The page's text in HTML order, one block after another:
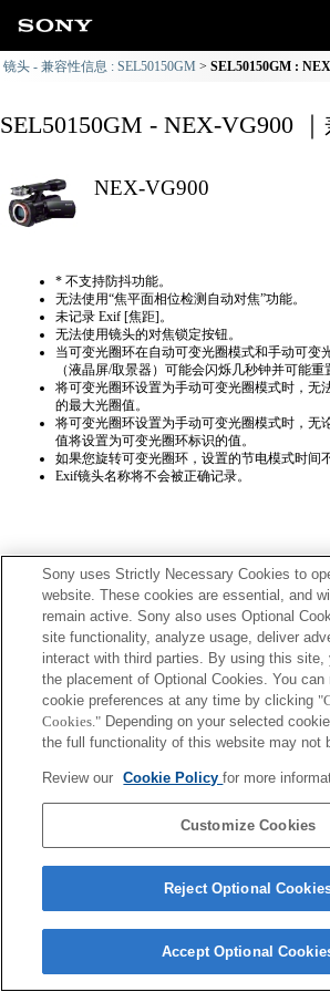
镜头 - 兼容性信息 : SEL50150GM SEL50150GM :
SEL50150GM - NEX-VG900
NEX-VG900
* 不支持防抖功能。
无法使用“焦平面相位检测自动对焦”功能。
未记录 Exif [焦距]。
无法使用镜头的对焦锁定按钮。
当可变光圈环在自动可变光圈模式和手动可变
（液晶屏/取景器）可能会闪烁几秒钟并可能重
将可变光圈环设置为手动可变光圈模式时，无
的最大光圈值。
将可变光圈环设置为手动可变光圈模式时，无
值将设置为可变光圈环标识的值。
如果您旋转可变光圈环，设置的节电模式时间
Exif镜头名称将不会被正确记录。
Terms of Use Contact Us
Sony uses Strictly Necessary Cookies to
website. These cookies are essential, and
remain active. Sony also uses Optional
site functionality, analyze usage, deliver
interact with third parties. By using this site,
the placement of Optional Cookies. You can
cookie preferences at any time by clicking
Cookies." Depending on your selected
the full functionality of this website may not
Review our Cookie Policyfor more
Customize Cookies
Reject Optional
Accept Optional